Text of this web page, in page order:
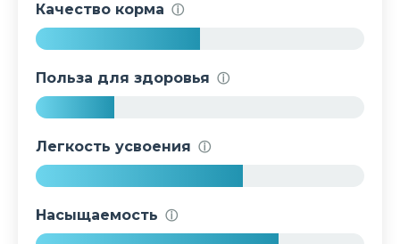
Качество корма ⓘ
Польза для здоровья ⓘ
Легкость усвоения ⓘ
Насыщаемость ⓘ